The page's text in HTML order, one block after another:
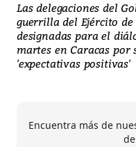
Las delegaciones del
guerrilla del Ejército
designadas para el
martes en Caracas por
'expectativas positivas'
Encuentra más de